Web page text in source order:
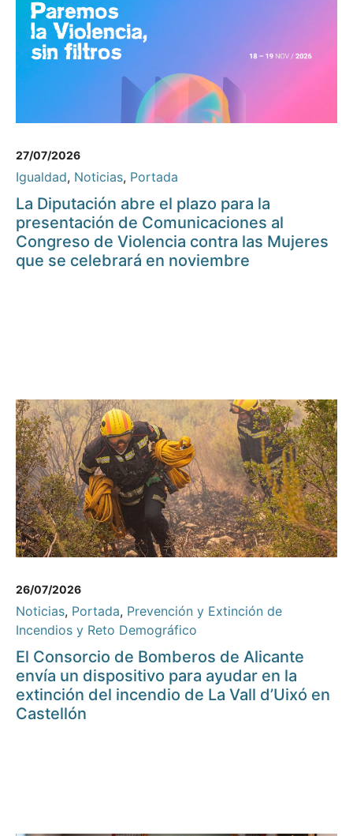
27/07/2026
Igualdad, Noticias, Portada
La Diputación abre el plazo para la
presentación de Comunicaciones al
Congreso de Violencia contra las Mujeres
que se celebrará en noviembre
26/07/2026
Noticias, Portada, Prevención y Extinción de
Incendios y Reto Demográfico
El Consorcio de Bomberos de Alicante
envía un dispositivo para ayudar en la
extinción del incendio de La Vall d’Uixó en
Castellón